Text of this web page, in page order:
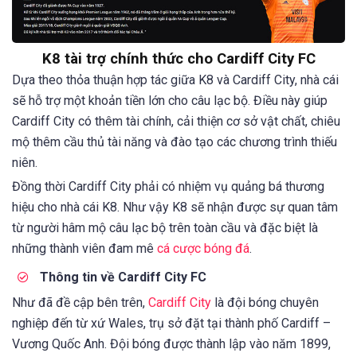
K8 tài trợ chính thức cho Cardiff City FC
Dựa theo thỏa thuận hợp tác giữa K8 và Cardiff City, nhà cái
sẽ hỗ trợ một khoản tiền lớn cho câu lạc bộ. Điều này giúp
Cardiff City có thêm tài chính, cải thiện cơ sở vật chất, chiêu
mộ thêm cầu thủ tài năng và đào tạo các chương trình thiếu
niên.
Đồng thời Cardiff City phải có nhiệm vụ quảng bá thương
hiệu cho nhà cái K8. Như vậy K8 sẽ nhận được sự quan tâm
từ người hâm mộ câu lạc bộ trên toàn cầu và đặc biệt là
những thành viên đam mê cá cược bóng đá.
Thông tin về Cardiff City FC
Như đã đề cập bên trên, Cardiff City là đội bóng chuyên
nghiệp đến từ xứ Wales, trụ sở đặt tại thành phố Cardiff –
Vương Quốc Anh. Đội bóng được thành lập vào năm 1899,